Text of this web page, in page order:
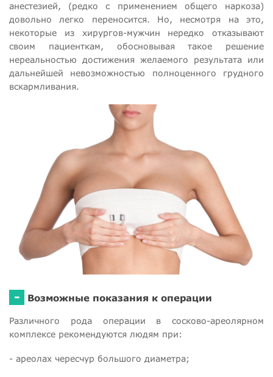
анестезией, (редко с применением общего наркоза)
довольно легко переносится. Но, несмотря на это,
некоторые из хирургов-мужчин нередко отказывают
своим пациенткам, обосновывая такое решение
нереальностью достижения желаемого результата или
дальнейшей невозможностью полноценного грудного
вскармливания.
- Возможные показания к операции
Различного рода операции в сосково-ареолярном
комплексе рекомендуются людям при:
- ареолах чересчур большого диаметра;